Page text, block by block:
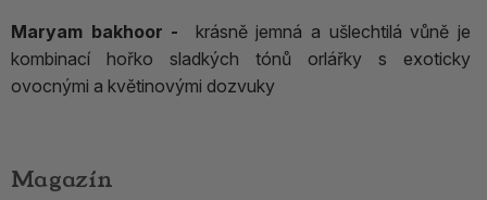
Maryam bakhoor - krásně jemná a ušlechtilá vůně je
kombinací hořko sladkých tónů orlářky s exoticky
ovocnými a květinovými dozvuky
Magazín